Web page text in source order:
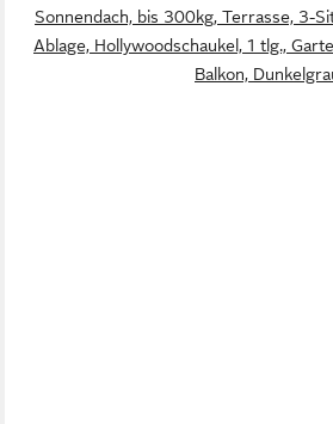
Sonnendach, bis 300kg, Terrasse, 3-
Ablage, Hollywoodschaukel, 1 tlg.,
Balkon,